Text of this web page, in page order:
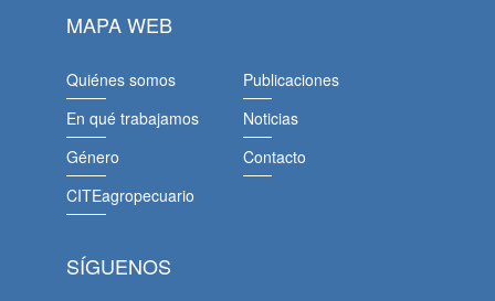
MAPA WEB
Quiénes somos
En qué trabajamos
Género
CITEagropecuario
Publicaciones
Noticias
Contacto
SÍGUENOS